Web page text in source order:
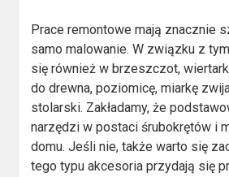
Prace remontowe mają znacznie
samo malowanie. W związku z
się również w brzeszczot,
do drewna, poziomicę, miarkę
stolarski. Zakładamy, że
narzędzi w postaci śrubokrętów i
domu. Jeśli nie, także warto się
tego typu akcesoria przydają się